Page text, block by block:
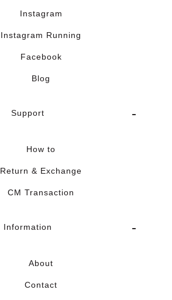
Instagram
Instagram Running
Facebook
Blog
Support
How to
Return & Exchange
CM Transaction
Information
About
Contact